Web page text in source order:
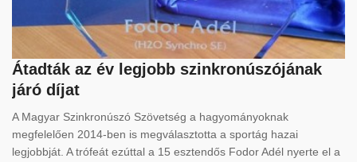
Átadták az év legjobb szinkronúszójának
járó díjat
A Magyar Szinkronúszó Szövetség a hagyományoknak
megfelelően 2014-ben is megválasztotta a sportág hazai
legjobbját. A trófeát ezúttal a 15 esztendős Fodor Adél nyerte el a